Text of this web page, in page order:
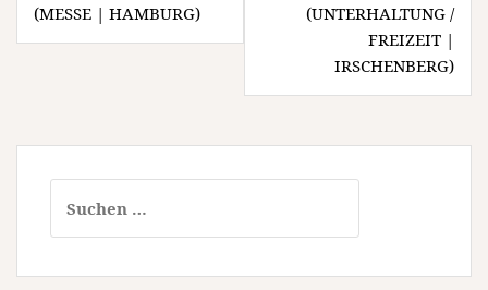
(MESSE | HAMBURG)
(UNTERHALTUNG /
FREIZEIT |
IRSCHENBERG)
nach: